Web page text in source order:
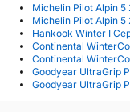
Michelin Pilot Alpin 5
Michelin Pilot Alpin 5
Hankook Winter I
Continental
Continental
Goodyear UltraGrip
Goodyear UltraGrip